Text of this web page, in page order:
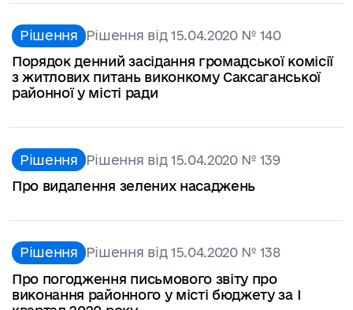
Рішення Рішення від 15.04.2020 № 140
Порядок денний засідання громадської комісії
з житлових питань виконкому Саксаганської
районної у місті ради
Рішення Рішення від 15.04.2020 № 139
Про видалення зелених насаджень
Рішення Рішення від 15.04.2020 № 138
Про погодження письмового звіту про
виконання районного у місті бюджету за I